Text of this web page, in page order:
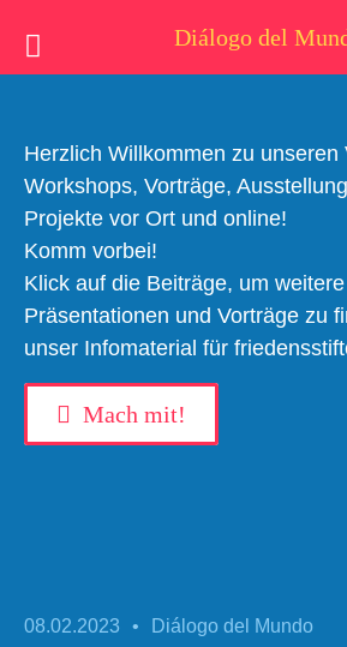
Diálogo del
Postkarten
Wer wir sind
Aktuell
Thema
Unterstützen
Kontakt
Herzlich Willkommen zu unseren
Workshops, Vorträge,
Projekte vor Ort und online!
Komm vorbei!
Klick auf die Beiträge, um
Präsentationen und Vorträge zu
unser Infomaterial für
Mach mit!
08.02.2023 • Diálogo del Mundo